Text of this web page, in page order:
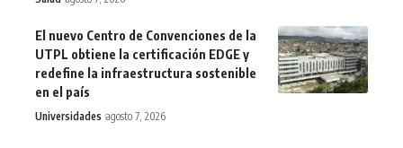
El nuevo Centro de Convenciones de la
UTPL obtiene la certificación EDGE y
redefine la infraestructura sostenible
en el país
Universidades agosto 7, 2026